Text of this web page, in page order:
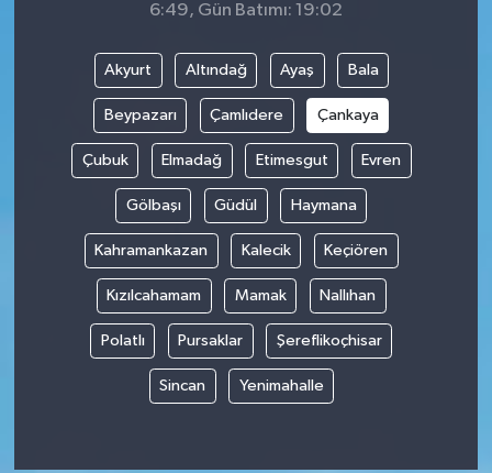
6:49, Gün Batımı: 19:02
Akyurt Altındağ Ayaş Bala
Beypazarı Çamlıdere Çankaya
Çubuk Elmadağ Etimesgut Evren
Gölbaşı Güdül Haymana
Kahramankazan Kalecik Keçiören
Kızılcahamam Mamak Nallıhan
Polatlı Pursaklar Şereflikoçhisar
Sincan Yenimahalle